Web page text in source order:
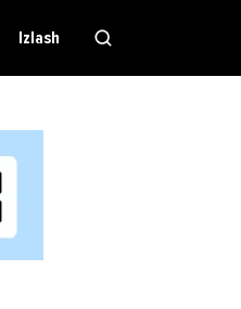
Izlash